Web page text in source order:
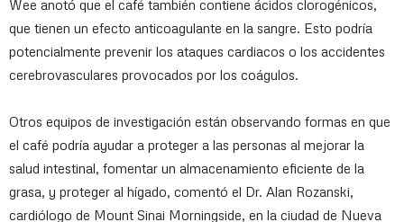
Wee anotó que el café también contiene ácidos clorogénicos,
que tienen un efecto anticoagulante en la sangre. Esto podría
potencialmente prevenir los ataques cardiacos o los accidentes
cerebrovasculares provocados por los coágulos.
Otros equipos de investigación están observando formas en que
el café podría ayudar a proteger a las personas al mejorar la
salud intestinal, fomentar un almacenamiento eficiente de la
grasa, y proteger al hígado, comentó el Dr. Alan Rozanski,
cardiólogo de Mount Sinai Morningside, en la ciudad de Nueva